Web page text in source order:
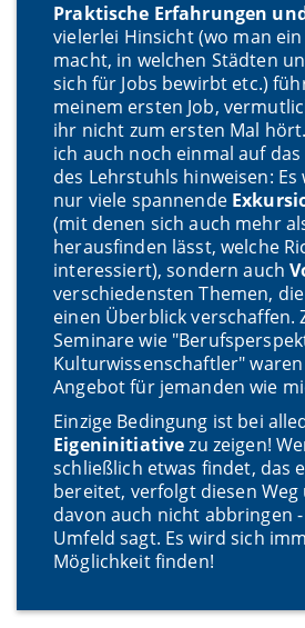
Praktische Erfahrungen
vielerlei Hinsicht (wo man
macht, in welchen Städten
sich für Jobs bewirbt etc.)
meinem ersten Job,
ihr nicht zum ersten Mal
ich auch noch einmal auf
des Lehrstuhls hinweisen:
nur viele spannende
(mit denen sich auch mehr
herausfinden lässt, welche
interessiert), sondern auch
verschiedensten Themen,
einen Überblick verschaffen.
Seminare wie
Kulturwissenschaftler"
Angebot für jemanden wie
Einzige Bedingung ist bei
Eigeninitiativezu zeigen!
schließlich etwas findet, das
bereitet, verfolgt diesen Weg
davon auch nicht abbringen
Umfeld sagt. Es wird sich
Möglichkeit finden!